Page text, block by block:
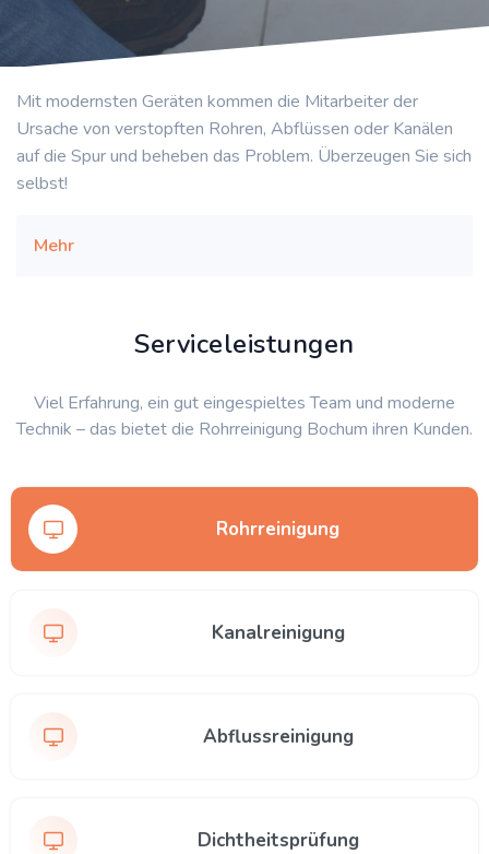
Mit modernsten Geräten kommen die Mitarbeiter der
Ursache von verstopften Rohren, Abflüssen oder Kanälen
auf die Spur und beheben das Problem. Überzeugen Sie sich
selbst!
Mehr
Serviceleistungen
Viel Erfahrung, ein gut eingespieltes Team und moderne
Technik – das bietet die Rohrreinigung Bochum ihren Kunden.
Rohrreinigung
Kanalreinigung
Abflussreinigung
Dichtheitsprüfung